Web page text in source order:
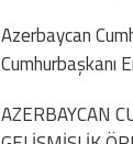
Azerbaycan
Cumhurbaşkanı
AZERBAYCAN